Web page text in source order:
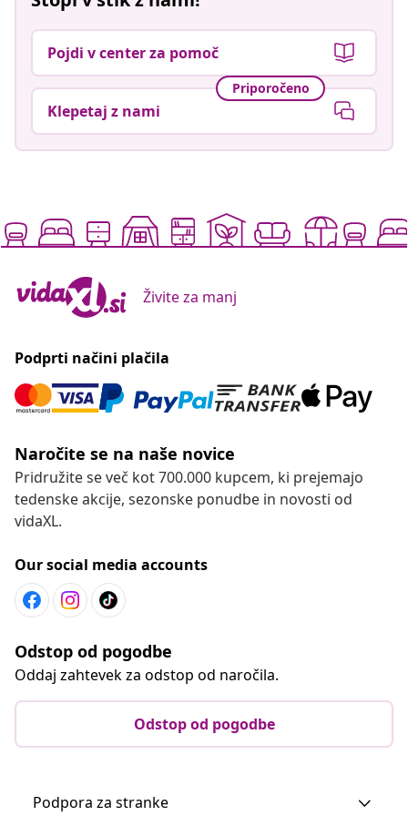
Pojdi v center za pomoč
Priporočeno
Klepetaj z nami
Živite za manj
Podprti načini plačila
Naročite se na naše novice
Pridružite se več kot 700.000 kupcem, ki prejemajo
tedenske akcije, sezonske ponudbe in novosti od
vidaXL.
Our social media accounts
Odstop od pogodbe
Oddaj zahtevek za odstop od naročila.
Odstop od pogodbe
Podpora za stranke